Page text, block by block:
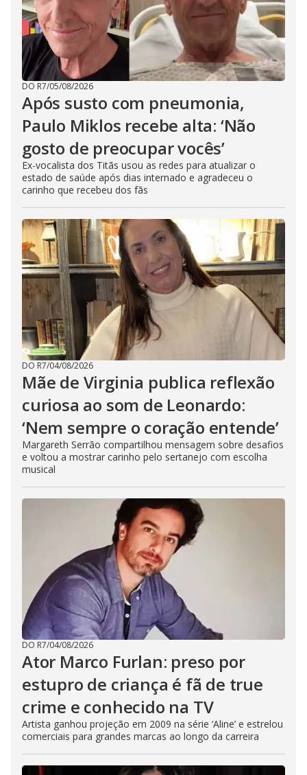
DO R7/05/08/2026
Após susto com pneumonia,
Paulo Miklos recebe alta: ‘Não
gosto de preocupar vocês’
Ex-vocalista dos Titãs usou as redes para atualizar o
estado de saúde após dias internado e agradeceu o
carinho que recebeu dos fãs
DO R7/04/08/2026
Mãe de Virginia publica reflexão
curiosa ao som de Leonardo:
‘Nem sempre o coração entende’
Margareth Serrão compartilhou mensagem sobre desafios
e voltou a mostrar carinho pelo sertanejo com escolha
musical
DO R7/04/08/2026
Ator Marco Furlan: preso por
estupro de criança é fã de true
crime e conhecido na TV
Artista ganhou projeção em 2009 na série ‘Aline’ e estrelou
comerciais para grandes marcas ao longo da carreira